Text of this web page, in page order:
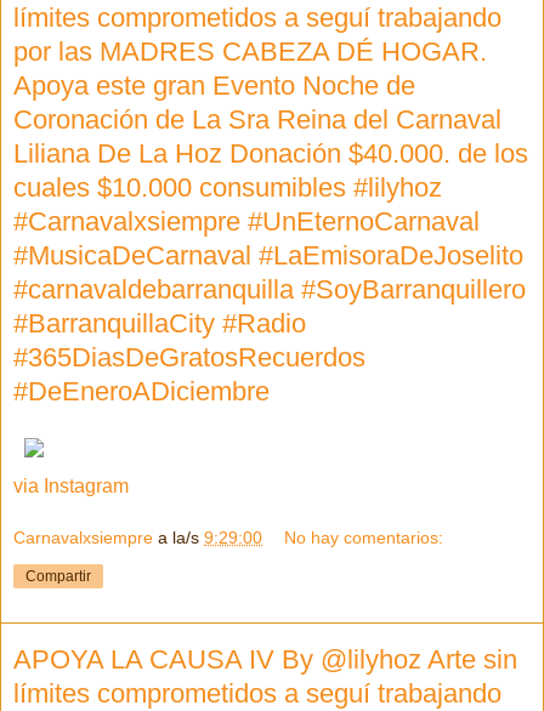
límites comprometidos a seguí trabajando
por las MADRES CABEZA DÉ HOGAR.
Apoya este gran Evento Noche de
Coronación de La Sra Reina del Carnaval
Liliana De La Hoz Donación $40.000. de los
cuales $10.000 consumibles #lilyhoz
#Carnavalxsiempre #UnEternoCarnaval
#MusicaDeCarnaval #LaEmisoraDeJoselito
#carnavaldebarranquilla #SoyBarranquillero
#BarranquillaCity #Radio
#365DiasDeGratosRecuerdos
#DeEneroADiciembre
via Instagram
Carnavalxsiempre a la/s 9:29:00 No hay comentarios:
Compartir
APOYA LA CAUSA IV By @lilyhoz Arte sin
límites comprometidos a seguí trabajando